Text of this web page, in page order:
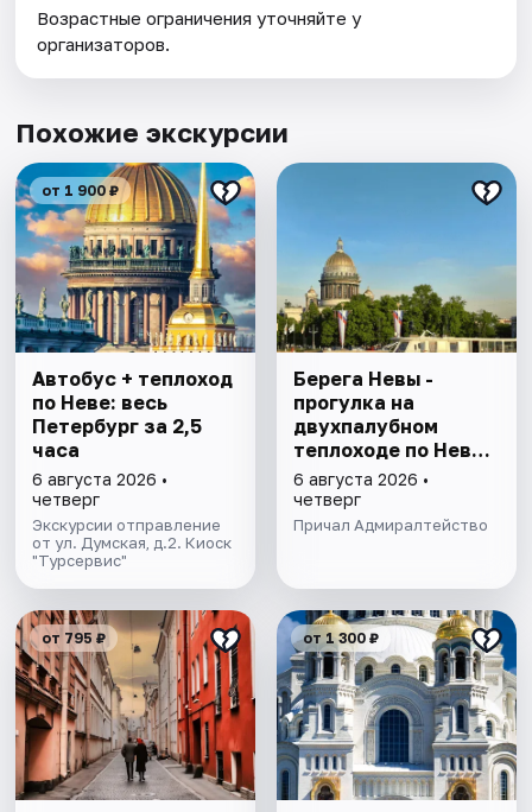
Возрастные ограничения уточняйте у
организаторов.
Похожие экскурсии
от 1 900 ₽
Автобус + теплоход
по Неве: весь
Петербург за 2,5
часа
6 августа 2026 •
четверг
Экскурсии отправление
от ул. Думская, д.2. Киоск
"Турсервис"
Берега Невы -
прогулка на
двухпалубном
теплоходе по Неве
с подходом к
Финскому заливу
6 августа 2026 •
четверг
Причал Адмиралтейство
от 795 ₽ от 1 300 ₽